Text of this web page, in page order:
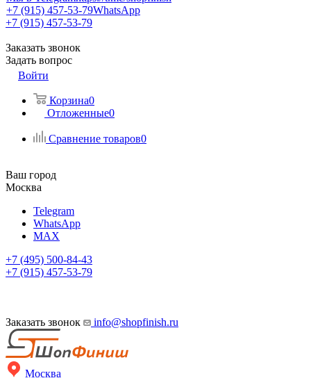
+7 (915) 457-53-79WhatsApp
+7 (915) 457-53-79
Заказать звонок
Задать вопрос
Войти
Корзина0
Отложенные0
Сравнение товаров0
Ваш город
Москва
Telegram
WhatsApp
MAX
+7 (495) 500-84-43
+7 (915) 457-53-79
Заказать звонок info@shopfinish.ru
Москва